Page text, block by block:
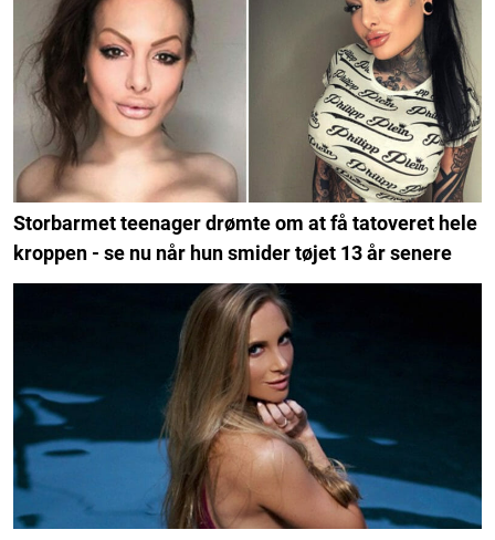
Storbarmet teenager drømte om at få tatoveret hele
kroppen - se nu når hun smider tøjet 13 år senere